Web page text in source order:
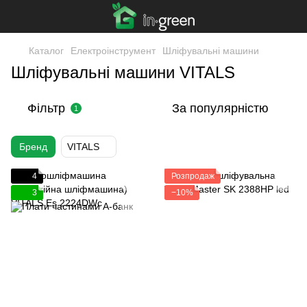
Каталог Електроінструмент Шліфувальні машини
Шліфувальні машини VITALS
Фільтр 1 За популярністю
Бренд VITALS
4
3
Розпродаж
−10%